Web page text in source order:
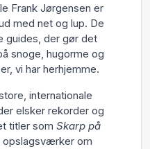
Frank Jørgensen er
med net og lup. De
guides, der gør det
snoge, hugorme og
vi har herhjemme.
internationale
elsker rekorder og
titler som Skarp på
opslagsværker om